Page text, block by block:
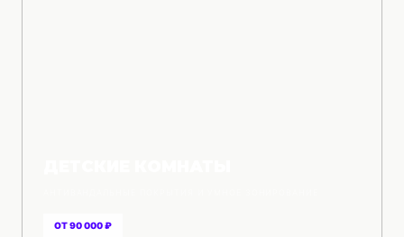
ОТ 90 000 ₽